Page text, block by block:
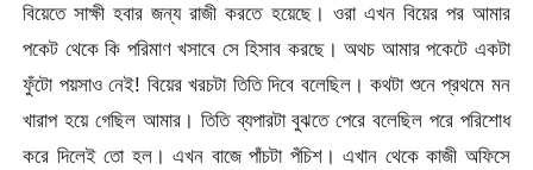
বিয়েতে সাক্ষী হবার জন্য রাজী করতে হয়েছে। ওরা এখন বিয়ের পর আমার
পকেট থেকে কি পরিমাণ খসাবে সে হিসাব করছে। অথচ আমার পকেটে একটা
ফুঁটো পয়সাও নেই! বিয়ের খরচটা তিতি দিবে বলেছিল। কথটা শুনে প্রথমে মন
খারাপ হয়ে গেছিল আমার। তিতি ব্যপারটা বুঝতে পেরে বলেছিল পরে পরিশোধ
করে দিলেই তো হল। এখন বাজে পাঁচটা পঁচিশ। এখান থেকে কাজী অফিসে